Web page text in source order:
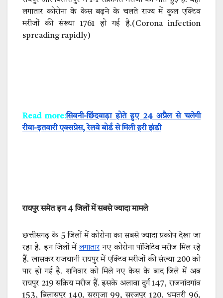
लगातार कोरोना के केस बढ़ने के चलते राज्य में कुल एक्टिव
मरीजों की संख्या 1761 हो गई है.(Corona infection
spreading rapidly)
Read more:सिवनी-छिंदवाड़ा होते हुए 24 अप्रैल से चलेगी
रीवा-इतवारी एक्सप्रेस, रेलवे बोर्ड से मिली हरी झंडी
रायपुर समेत इन 4 जिलों में सबसे ज्यादा मामले
छत्तीसगढ़ के 5 जिलों में कोरोना का सबसे ज्यादा प्रकोप देखा जा
रहा है. इन जिलों मेंलगातारनए कोरोना पॉजिटिव मरीज मिल रहे
हैं. खासकर राजधानी रायपुर में एक्टिव मरीजों की संख्या 200 को
पार हो गई है. शनिवार को मिले नए केस के बाद जिले में अब
रायपुर 219 सक्रिय मरीज हैं. इसके अलावा दुर्ग 147, राजनांदगांव
153, बिलासपुर 140, सरगुजा 99, सूरजपुर 120, धमतरी 96,